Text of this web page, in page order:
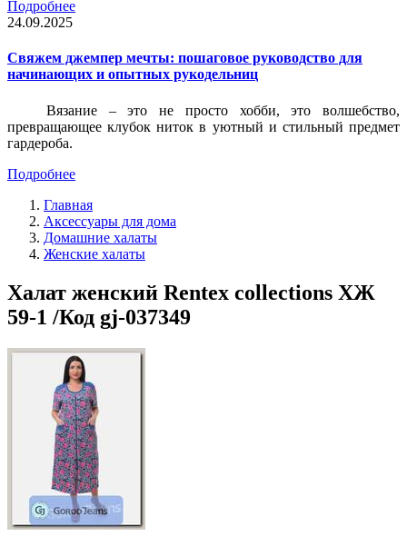
Подробнее
24.09.2025
Свяжем джемпер мечты: пошаговое руководство для
начинающих и опытных рукодельниц
Вязание – это не просто хобби, это волшебство,
превращающее клубок ниток в уютный и стильный предмет
гардероба.
Подробнее
Главная
Аксессуары для дома
Домашние халаты
Женские халаты
Халат женский Rentex collections ХЖ
59-1 /Код gj-037349